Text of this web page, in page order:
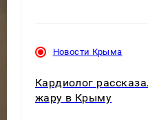
Новости Крыма
Кардиолог
жару в Крыму